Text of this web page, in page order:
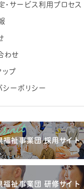
・サービス利用プロセス
わせ
ップ
シーポリシー
福祉事業団 採用サイト
福祉事業団 研修サイト